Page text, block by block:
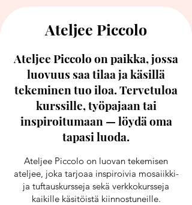
Ateljee Piccolo
Ateljee Piccolo on paikka, jossa
luovuus saa tilaa ja käsillä
tekeminen tuo iloa. Tervetuloa
kurssille, työpajaan tai
inspiroitumaan — löydä oma
tapasi luoda.
Ateljee Piccolo on luovan tekemisen
ateljee, joka tarjoaa inspiroivia mosaiikki-
ja tuftauskursseja sekä verkkokursseja
kaikille käsitöistä kiinnostuneille.